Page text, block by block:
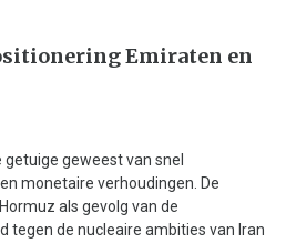
Emiraten en
geweest van snel
monetaire verhoudingen. De
als gevolg van de
tegen de nucleaire ambities van Iran